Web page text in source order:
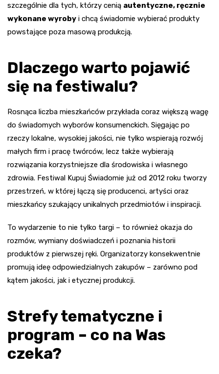
szczególnie dla tych, którzy cenią autentyczne, ręcznie
wykonane wyroby i chcą świadomie wybierać produkty
powstające poza masową produkcją.
Dlaczego warto pojawić
się na festiwalu?
Rosnąca liczba mieszkańców przykłada coraz większą wagę
do świadomych wyborów konsumenckich. Sięgając po
rzeczy lokalne, wysokiej jakości, nie tylko wspierają rozwój
małych firm i pracę twórców, lecz także wybierają
rozwiązania korzystniejsze dla środowiska i własnego
zdrowia. Festiwal Kupuj Świadomie już od 2012 roku tworzy
przestrzeń, w której łączą się producenci, artyści oraz
mieszkańcy szukający unikalnych przedmiotów i inspiracji.
To wydarzenie to nie tylko targi – to również okazja do
rozmów, wymiany doświadczeń i poznania historii
produktów z pierwszej ręki. Organizatorzy konsekwentnie
promują ideę odpowiedzialnych zakupów – zarówno pod
kątem jakości, jak i etycznej produkcji.
Strefy tematyczne i
program – co na Was
czeka?